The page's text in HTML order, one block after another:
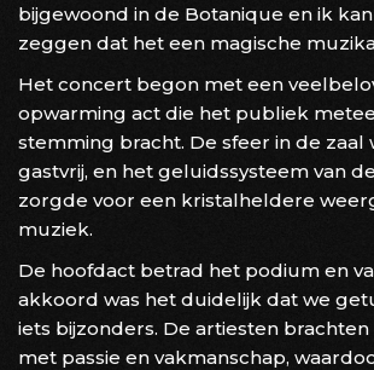
bijgewoond in de Botanique en ik
zeggen dat het een magische
Het concert begon met een
opwarming act die het publiek
stemming bracht. De sfeer in de zaal
gastvrij, en het geluidssysteem van
zorgde voor een kristalheldere
muziek.
De hoofdact betrad het podium en
akkoord was het duidelijk dat we
iets bijzonders. De artiesten
met passie en vakmanschap,